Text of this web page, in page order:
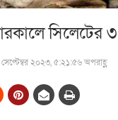
সিলেটের
২০২৩, ৫:২১:৫৬ অপরাহ্ণ